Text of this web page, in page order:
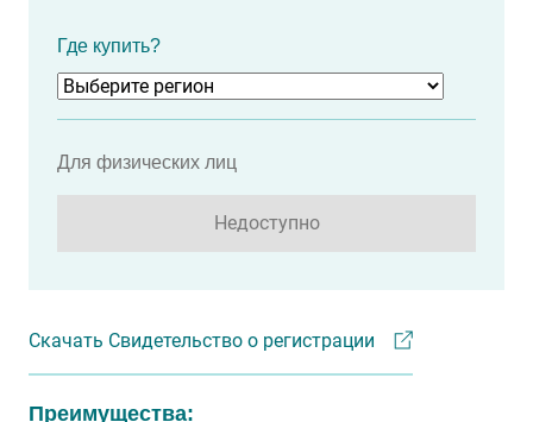
Где купить?
Для физических лиц
Недоступно
Скачать Свидетельство о регистрации
Преимущества: